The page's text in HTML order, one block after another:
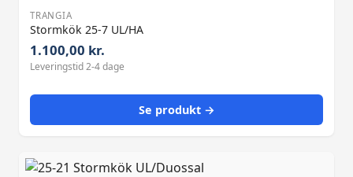
TRANGIA
Stormkök 25-7 UL/HA
1.100,00 kr.
Leveringstid 2-4 dage
Se produkt →